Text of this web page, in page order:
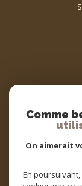
©
Comme
On aimerait
En